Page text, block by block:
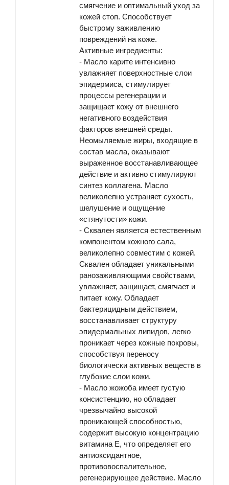
смягчение и оптимальный уход за
кожей стоп. Способствует
быстрому заживлению
повреждений на коже.
Активные ингредиенты:
- Масло карите интенсивно
увлажняет поверхностные слои
эпидермиса, стимулирует
процессы регенерации и
защищает кожу от внешнего
негативного воздействия
факторов внешней среды.
Неомыляемые жиры, входящие в
состав масла, оказывают
выраженное восстанавливающее
действие и активно стимулируют
синтез коллагена. Масло
великолепно устраняет сухость,
шелушение и ощущение
«стянутости» кожи.
-Сквален является естественным
компонентом кожного сала,
великолепно совместим с кожей.
Сквален обладает уникальными
ранозаживляющими свойствами,
увлажняет, защищает, смягчает и
питает кожу. Обладает
бактерицидным действием,
восстанавливает структуру
эпидермальных липидов, легко
проникает через кожные покровы,
способствуя переносу
биологически активных веществ в
глубокие слои кожи.
- Масло жожоба имеет густую
консистенцию, но обладает
чрезвычайно высокой
проникающей способностью,
содержит высокую концентрацию
витамина Е, что определяет его
антиоксидантное,
противовоспалительное,
регенерирующее действие. Масло